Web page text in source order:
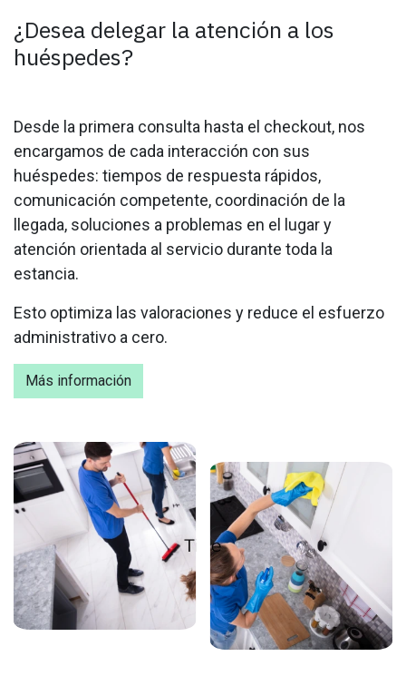
¿Desea delegar la atención a los
huéspedes?
Desde la primera consulta hasta el checkout, nos
encargamos de cada interacción con sus
huéspedes: tiempos de respuesta rápidos,
comunicación competente, coordinación de la
llegada, soluciones a problemas en el lugar y
atención orientada al servicio durante toda la
estancia.
Esto optimiza las valoraciones y reduce el esfuerzo
administrativo a cero.
Más información